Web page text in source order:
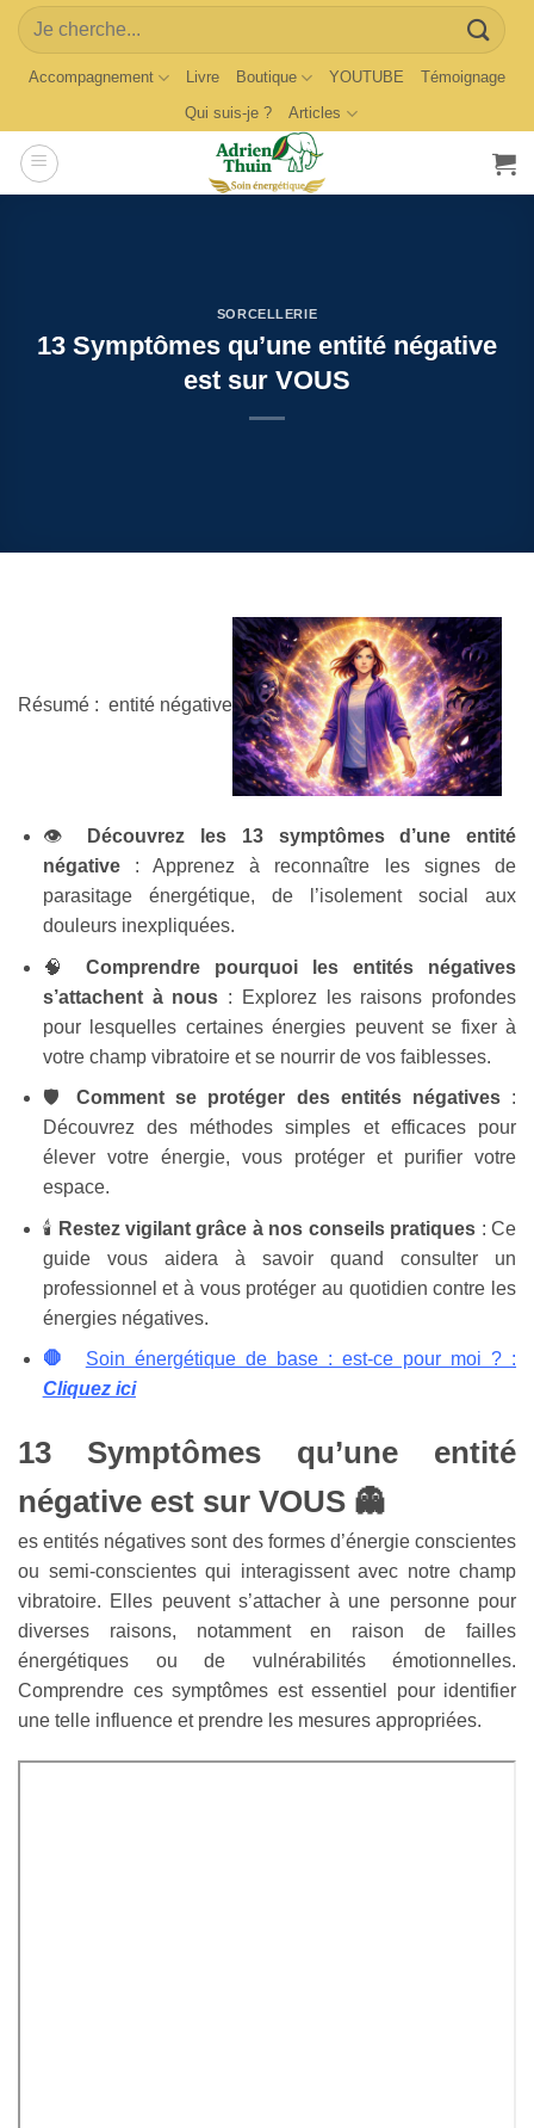
Skip
content
Search
for:
Accompagnement Livre Boutique YOUTUBE
Témoignage
Qui suis-je ?
Articles
SORCELLERIE
13 Symptômes qu’une entité négative
est sur VOUS
Résumé : entité négative
👁️
Découvrez les 13 symptômes d’une entité
négative: Apprenez à reconnaître les signes de
parasitage énergétique, de l’isolement social aux
douleurs inexpliquées.
🧠 Comprendre pourquoi les entités négatives
s’attachent à nous : Explorez les raisons profondes
pour lesquelles certaines énergies peuvent se fixer à
votre champ vibratoire et se nourrir de vos faiblesses.
🛡️Comment se protéger des entités négatives:
Découvrez des méthodes simples et efficaces pour
élever votre énergie, vous protéger et purifier votre
espace.
🕯️ Restez vigilant grâce à nos conseils pratiques : Ce
guide vous aidera à savoir quand consulter un
professionnel et à vous protéger au quotidien contre les
énergies négatives.
🛑
Soin énergétique de base : est-ce pour moi ? :
Cliquez ici
13 Symptômes qu’une entité
négative est sur VOUS 👻
es entités négatives sont des formes d’énergie conscientes
ou semi-conscientes qui interagissent avec notre champ
vibratoire. Elles peuvent s’attacher à une personne pour
diverses raisons, notamment en raison de failles
énergétiques ou de vulnérabilités émotionnelles.
Comprendre ces symptômes est essentiel pour identifier
une telle influence et prendre les mesures appropriées.